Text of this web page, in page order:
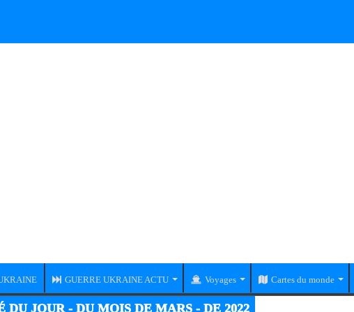
GUERRE UKRAINE ACTU Voyages Cartes du monde
DU JOUR - DU MOIS DE MARS - DE 2022